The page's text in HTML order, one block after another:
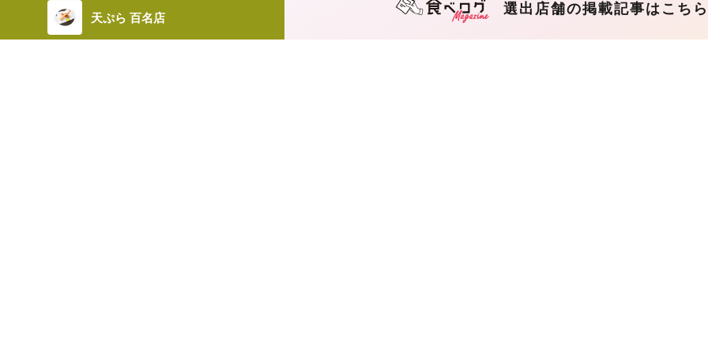
天ぷら 百名店
選出店舗の掲載記事はこちら